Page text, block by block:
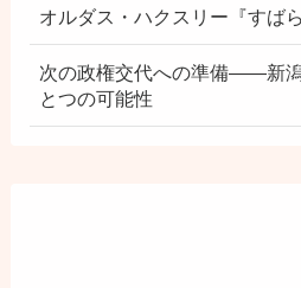
オルダス・ハクスリー『すば
次の政権交代への準備――新
とつの可能性